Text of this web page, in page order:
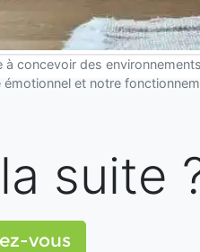
à concevoir des
et notre
suite
vous